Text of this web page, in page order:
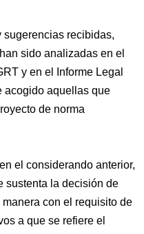
sugerencias recibidas,
sido analizadas en el
y en el Informe Legal
acogido aquellas que
de norma
el considerando anterior,
sustenta la decisión de
con el requisito de
a que se refiere el